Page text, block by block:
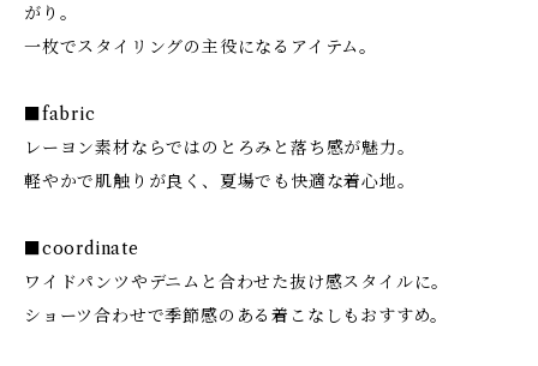
がり。
一枚でスタイリングの主役になるアイテム。
■fabric
レーヨン素材ならではのとろみと落ち感が魅力。
軽やかで肌触りが良く、夏場でも快適な着心地。
■coordinate
ワイドパンツやデニムと合わせた抜け感スタイルに。
ショーツ合わせで季節感のある着こなしもおすすめ。